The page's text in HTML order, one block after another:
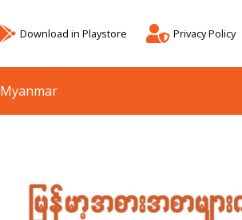
Download in Playstore Privacy Policy
Myanmar